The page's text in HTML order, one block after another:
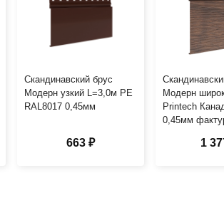
Скандинавский брус
Модерн узкий L=3,0м PE
RAL8017 0,45мм
663 ₽
Модерн
Printech
0,45мм
1